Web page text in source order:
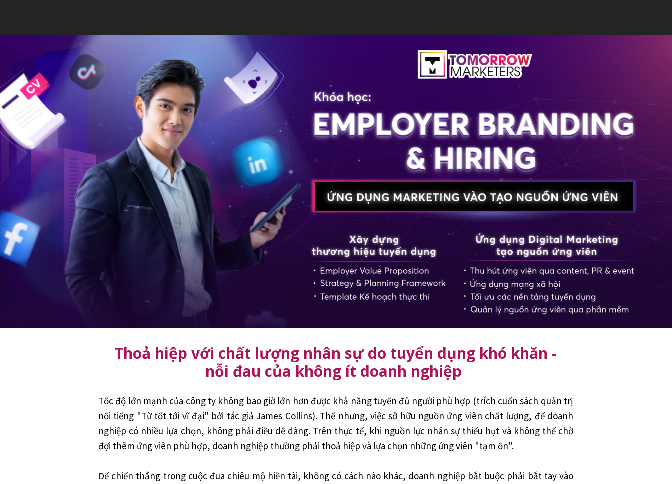
Tốc độ lớn mạnh của công ty không bao giờ lớn hơn được khả năng tuyển đủ người phù hợp (trích cuốn sách quản trị
nổi tiếng "Từ tốt tới vĩ đại" bởi tác giả James Collins). Thế nhưng, việc sở hữu nguồn ứng viên chất lượng, để doanh
nghiệp có nhiều lựa chọn, không phải điều dễ dàng. Trên thực tế, khi nguồn lực nhân sự thiếu hụt và không thể chờ
đợi thêm ứng viên phù hợp, doanh nghiệp thường phải thoả hiệp và lựa chọn những ứng viên "tạm ổn".
Để chiến thắng trong cuộc đua chiêu mộ hiền tài, không có cách nào khác, doanh nghiệp bắt buộc phải bắt tay vào
Thoả hiệp với chất lượng nhân sự do tuyển dụng khó khăn -
nỗi đau của không ít doanh nghiệp